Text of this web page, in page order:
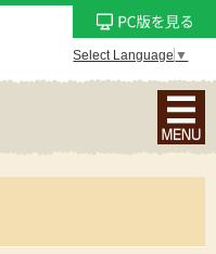
Select Language ▼
ナ
ビ